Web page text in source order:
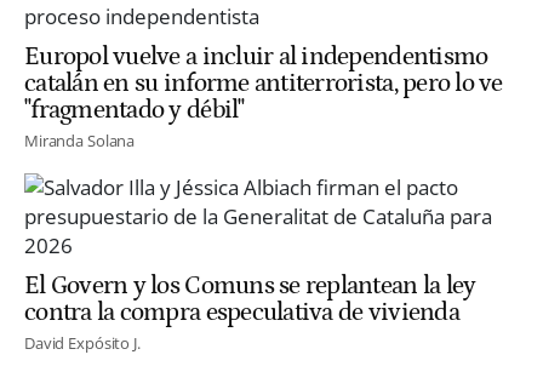
Europol vuelve a incluir al independentismo
catalán en su informe antiterrorista, pero lo ve
"fragmentado y débil"
Miranda Solana
El Govern y los Comuns se replantean la ley
contra la compra especulativa de vivienda
David Expósito J.